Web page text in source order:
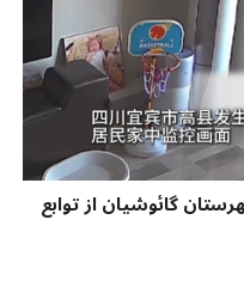
4.9 ریشتر شهرستان گائوشیان از توابع